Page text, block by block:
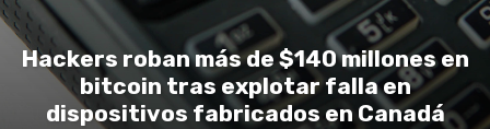
Hackers roban más de $140 millones en
bitcoin tras explotar falla en
dispositivos fabricados en Canadá